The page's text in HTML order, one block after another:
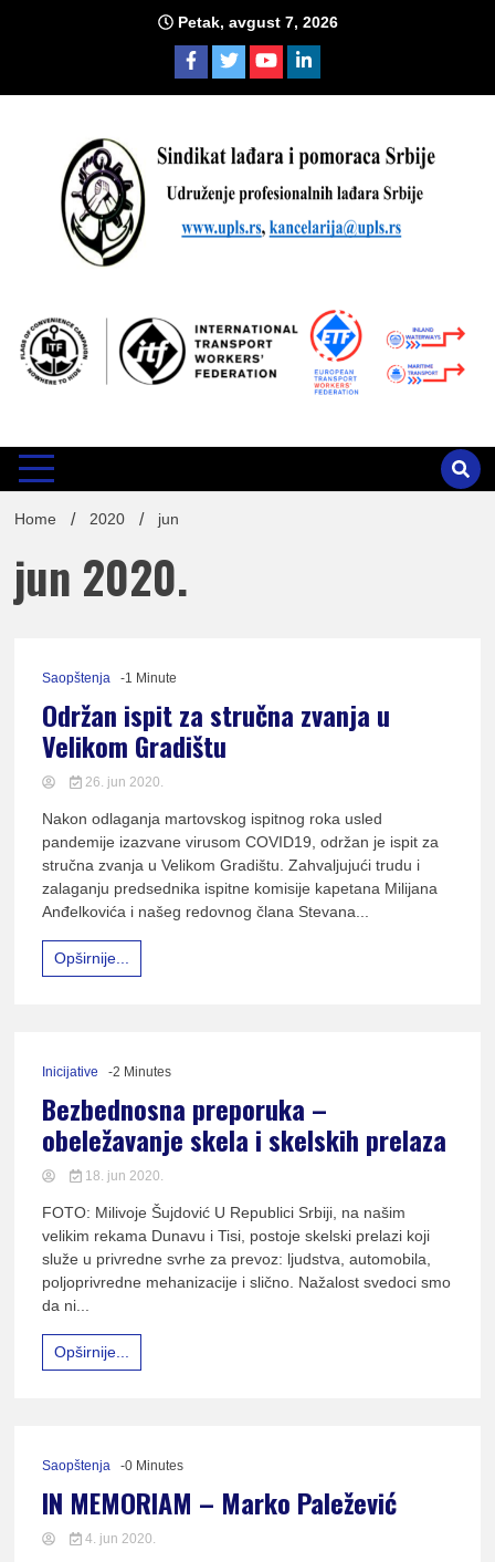
Petak, avgust 7, 2026
lađara i pomoraca Srbije
Home 2020 jun
jun 2020.
Saopštenja -1 Minute
Održan ispit za stručna zvanja u
Velikom Gradištu
26. jun 2020.
Nakon odlaganja martovskog ispitnog roka usled
pandemije izazvane virusom COVID19, održan je ispit za
stručna zvanja u Velikom Gradištu. Zahvaljujući trudu i
zalaganju predsednika ispitne komisije kapetana Milijana
Anđelkovića i našeg redovnog člana Stevana...
Opširnije...
Inicijative -2 Minutes
Bezbednosna preporuka –
obeležavanje skela i skelskih prelaza
18. jun 2020.
FOTO: Milivoje Šujdović U Republici Srbiji, na našim
velikim rekama Dunavu i Tisi, postoje skelski prelazi koji
služe u privredne svrhe za prevoz: ljudstva, automobila,
poljoprivredne mehanizacije i slično. Nažalost svedoci smo
da ni...
Opširnije...
Saopštenja -0 Minutes
IN MEMORIAM – Marko Paležević
4. jun 2020.